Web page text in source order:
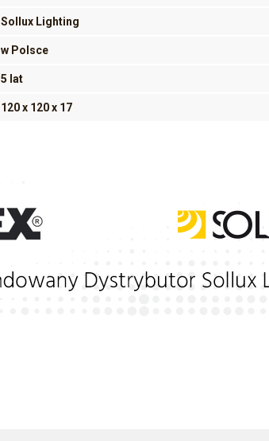
Sollux Lighting
w Polsce
5 lat
120 x 120 x 17